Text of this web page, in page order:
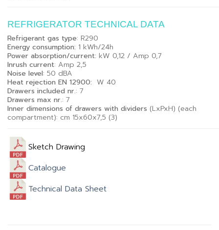
REFRIGERATOR TECHNICAL DATA
Refrigerant gas type: R290
Energy consumption: 1 kWh/24h
Power absorption/current: kW 0,12 / Amp 0,7
Inrush current: Amp 2,5
Noise level: 50 dBA
Heat rejection EN 12900: W 40
Drawers included nr.: 7
Drawers max nr.: 7
Inner dimensions of drawers with dividers (LxPxH) (each
compartment): cm 15x60x7,5 (3)
Sketch Drawing
Catalogue
Technical Data Sheet